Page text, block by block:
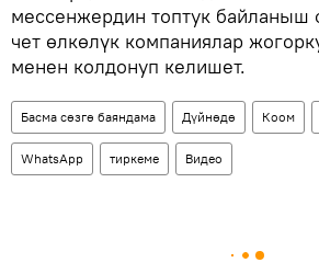
мессенжердин топтук байланыш
чет өлкөлүк компаниялар
менен колдонуп келишет.
Басма сөзгө баяндама Дүйнөдө Коом
WhatsApp тиркеме Видео